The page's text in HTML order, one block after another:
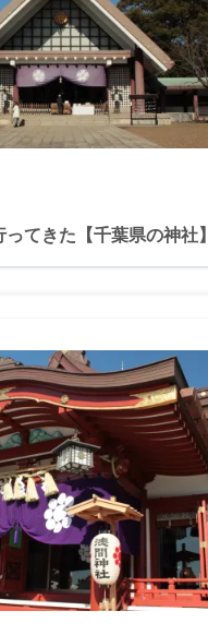
てきた【千葉県の神社】